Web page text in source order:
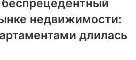
недвижимости:
длилась